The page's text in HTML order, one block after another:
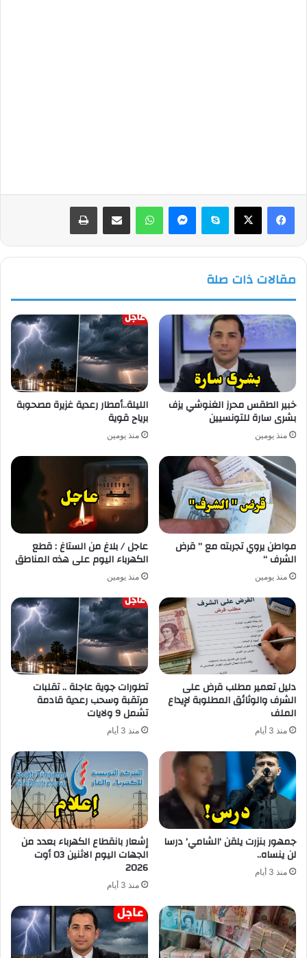
فيسبوك سكايب واتساب
مقالات ذات صلة
خبير الطقس محرز الغنوشي يزف
بشرى سارة للتونسيين
منذ يومين
الليلة..أمطار رعدية غزيرة مصحوبة
برياح قوية
منذ يومين
مواطن يروي تجربته مع ” قرض
الشرف “
منذ يومين
عاجل / بلاغ من الستاغ : قطع
الكهرباء اليوم على هذه المناطق
منذ يومين
دليل تعمير مطلب قرض على
الشرف والوثائق المطلوبة لإيداع
الملف
منذ 3 أيام
تطورات جوية عاجلة .. تقلبات
مرتقبة وسحب رعدية قادمة
تشمل 9 ولايات
منذ 3 أيام
جمهور بنزرت يلقن ‘الشامي’ درسا
لن ينساه..
منذ 3 أيام
إشعار بانقطاع الكهرباء بعدد من
الجهات اليوم الاثنين 03 أوت
2026
منذ 3 أيام